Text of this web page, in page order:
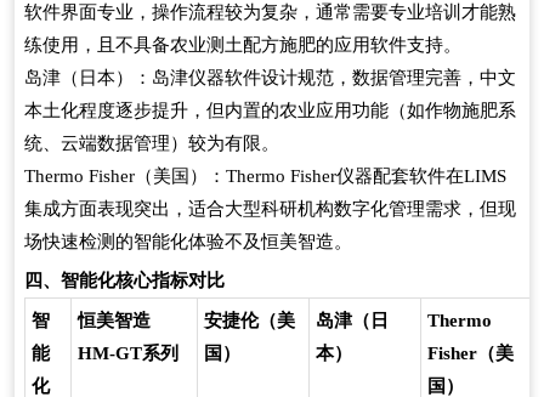
软件界面专业，操作流程较为复杂，通常需要专业培训才能熟
练使用，且不具备农业测土配方施肥的应用软件支持。
岛津（日本）：岛津仪器软件设计规范，数据管理完善，中文
本土化程度逐步提升，但内置的农业应用功能（如作物施肥系
统、云端数据管理）较为有限。
Thermo Fisher（美国）：Thermo Fisher仪器配套软件在LIMS
集成方面表现突出，适合大型科研机构数字化管理需求，但现
场快速检测的智能化体验不及恒美智造。
四、智能化核心指标对比
智
能
化
恒美智造
HM-GT系列
安捷伦（美
国）
岛津（日
本）
Thermo
Fisher（美
国）